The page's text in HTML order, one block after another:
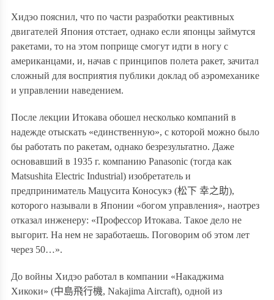
Хидэо пояснил, что по части разработки реактивных
двигателей Япония отстает, однако если японцы займутся
ракетами, то на этом поприще смогут идти в ногу с
американцами, и, начав с принципов полета ракет, зачитал
сложный для восприятия публики доклад об аэромеханике
и управлении наведением.
После лекции Итокава обошел несколько компаний в
надежде отыскать «единственную», с которой можно было
бы работать по ракетам, однако безрезультатно. Даже
основавший в 1935 г. компанию Panasonic (тогда как
Matsushita Electric Industrial) изобретатель и
предприниматель Мацусита Коносукэ (松下 幸之助),
которого называли в Японии «богом управления», наотрез
отказал инженеру: «Профессор Итокава. Такое дело не
выгорит. На нем не заработаешь. Поговорим об этом лет
через 50…».
До войны Хидэо работал в компании «Накаджима
Хикоки» (中島飛行機, Nakajima Aircraft), одной из